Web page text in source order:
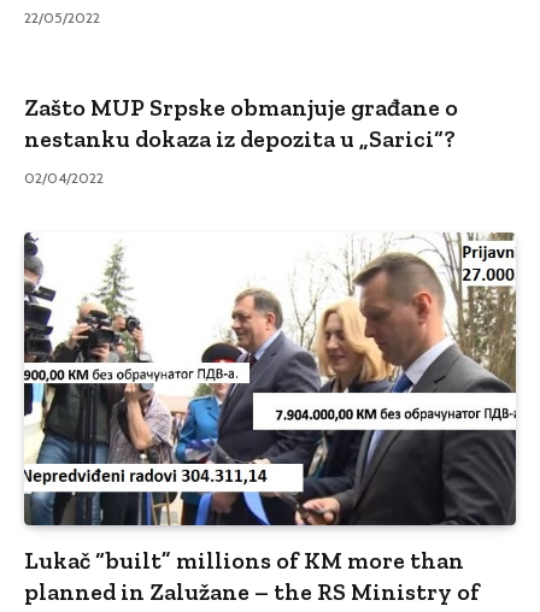
22/05/2022
Zašto MUP Srpske obmanjuje građane o
nestanku dokaza iz depozita u „Sarici“?
02/04/2022
Lukač “built” millions of KM more than
planned in Zalužane – the RS Ministry of